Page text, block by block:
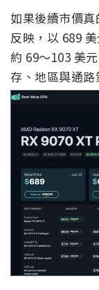
如果後續市價
反映，以 689
約 69～103 美
存、地區與通路